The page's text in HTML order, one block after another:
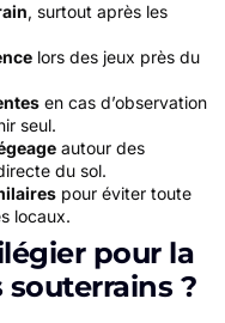
, surtout après les
lors des jeux près du
en cas d’observation
seul.
autour des
du sol.
pour éviter toute
locaux.
pour la
?